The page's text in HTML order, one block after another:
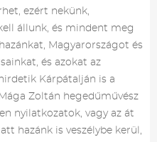
ezért nekünk,
állunk, és mindent meg
Magyarországot és
és azokat az
Kárpátalján is a
Zoltán hegedűművész
nyilatkozatok, vagy az át
hazánk is veszélybe kerül,